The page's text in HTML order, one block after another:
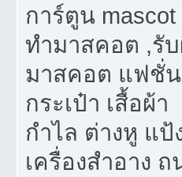
การ์ตูน mascot
ทำมาสคอต ,รั
มาสคอต แฟชั่น
กระเป๋า เสื้อผ้า
กำไล ต่างหู แป้
เครื่องสำอาง